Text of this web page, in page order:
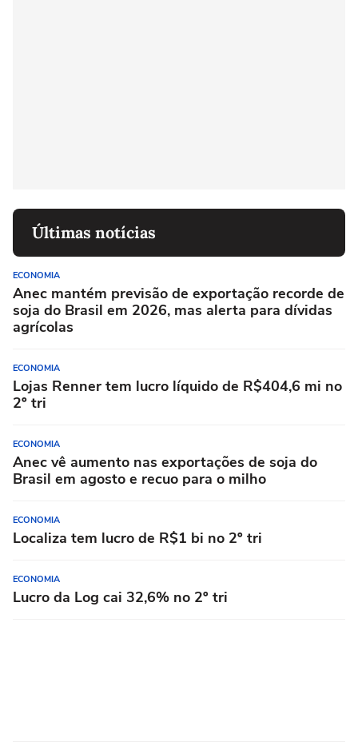
Últimas notícias
ECONOMIA
Anec mantém previsão de exportação recorde de
soja do Brasil em 2026, mas alerta para dívidas
agrícolas
ECONOMIA
Lojas Renner tem lucro líquido de R$404,6 mi no
2º tri
ECONOMIA
Anec vê aumento nas exportações de soja do
Brasil em agosto e recuo para o milho
ECONOMIA
Localiza tem lucro de R$1 bi no 2º tri
ECONOMIA
Lucro da Log cai 32,6% no 2º tri